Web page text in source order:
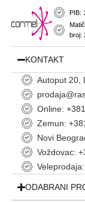
PIB:
broj:
KONTAKT
Autoput 20,
Online:
Zemun:
Novi
Voždovac:
ODABRANI